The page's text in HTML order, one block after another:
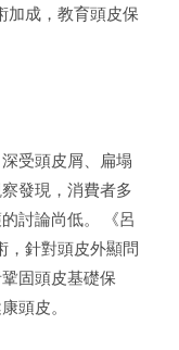
加成，教育頭皮保
受頭皮屑、扁塌
發現，消費者多
討論尚低。 《呂
，針對頭皮外顯問
固頭皮基礎保
頭皮。